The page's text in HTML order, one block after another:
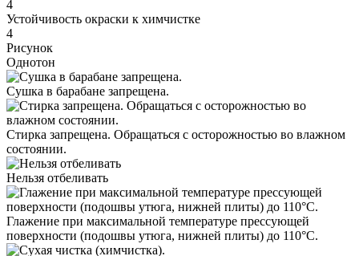
4
Устойчивость окраски к химчистке
4
Рисунок
Однотон
Сушка в барабане запрещена.
Стирка запрещена. Обращаться с осторожностью во влажном
состоянии.
Нельзя отбеливать
Глажение при максимальной температуре прессующей
поверхности (подошвы утюга, нижней плиты) до 110°С.